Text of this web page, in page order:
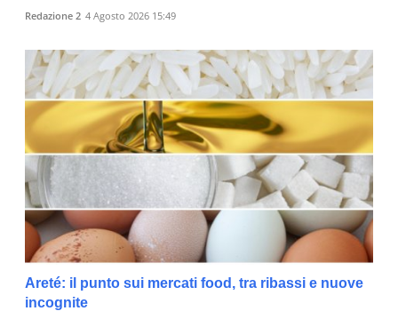
Redazione 2 4 Agosto 2026 15:49
Areté: il punto sui mercati food, tra ribassi e nuove
incognite